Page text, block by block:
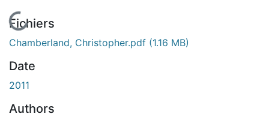
En cours de chargement...
Fichiers
Chamberland, Christopher.pdf (1.16 MB)
Date
2011
Authors